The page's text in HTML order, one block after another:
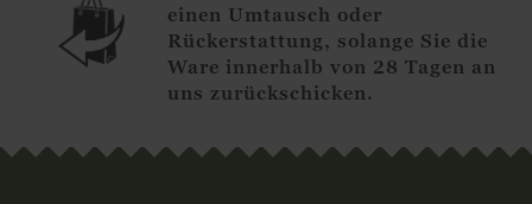
einen Umtausch oder
Rückerstattung, solange Sie die
Ware innerhalb von 28 Tagen an
uns zurückschicken.